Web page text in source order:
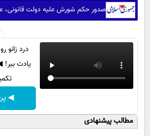
صدور حکم شورش علیه دولت قانونی،
درد زانو
یادت
◀
مطالب پیشنهادی